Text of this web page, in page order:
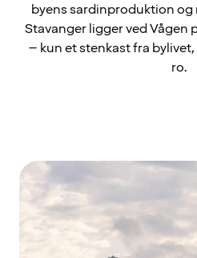
byens sardinproduktion
Stavanger ligger ved Vågen
– kun et stenkast fra
ro.